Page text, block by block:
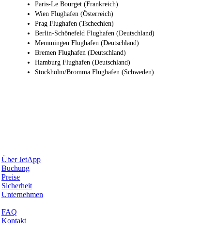
Paris-Le Bourget (Frankreich)
Wien Flughafen (Österreich)
Prag Flughafen (Tschechien)
Berlin-Schönefeld Flughafen (Deutschland)
Memmingen Flughafen (Deutschland)
Bremen Flughafen (Deutschland)
Hamburg Flughafen (Deutschland)
Stockholm/Bromma Flughafen (Schweden)
Über JetApp
Buchung
Preise
Sicherheit
Unternehmen
FAQ
Kontakt